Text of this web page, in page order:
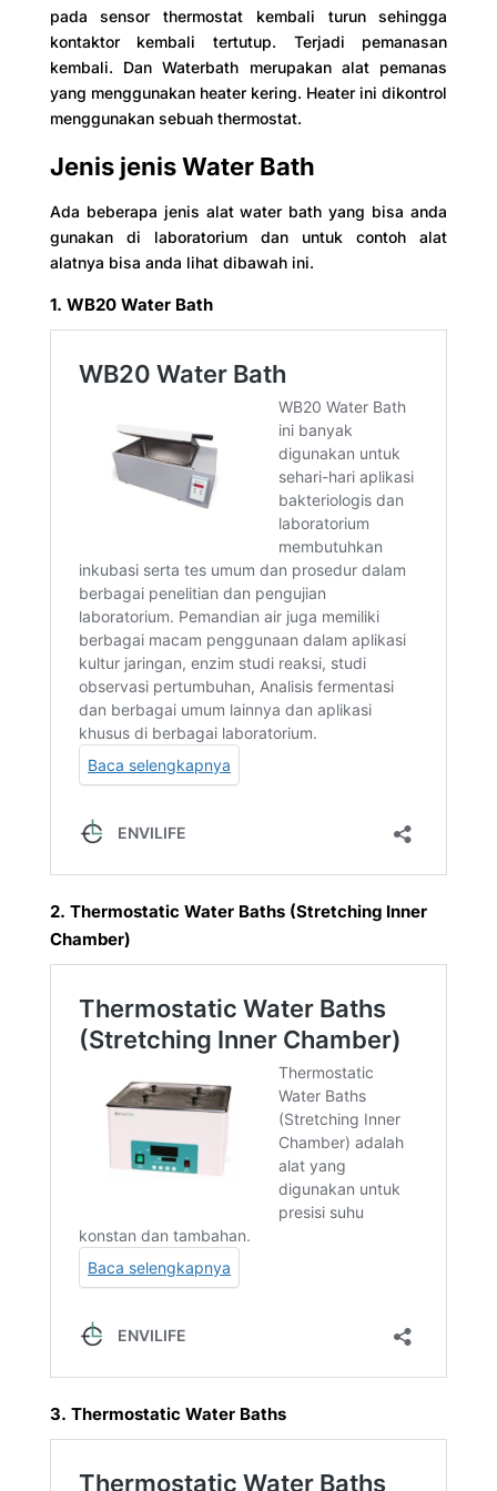
pada sensor thermostat kembali turun sehingga
kontaktor kembali tertutup. Terjadi pemanasan
kembali. Dan Waterbath merupakan alat pemanas
yang menggunakan heater kering. Heater ini dikontrol
menggunakan sebuah thermostat.
Jenis jenis Water Bath
Ada beberapa jenis alat water bath yang bisa anda
gunakan di laboratorium dan untuk contoh alat
alatnya bisa anda lihat dibawah ini.
1. WB20 Water Bath
2. Thermostatic Water Baths (Stretching Inner
Chamber)
3. Thermostatic Water Baths